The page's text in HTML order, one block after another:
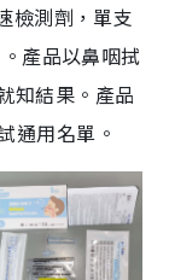
檢測劑，單支
產品以鼻咽拭
知結果。產品
通用名單。